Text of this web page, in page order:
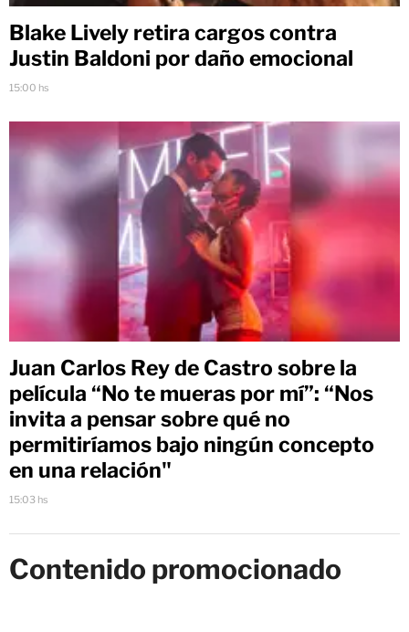
Blake Lively retira cargos contra
Justin Baldoni por daño emocional
15:00 hs
Juan Carlos Rey de Castro sobre la
película “No te mueras por mí”: “Nos
invita a pensar sobre qué no
permitiríamos bajo ningún concepto
en una relación"
15:03 hs
Contenido promocionado